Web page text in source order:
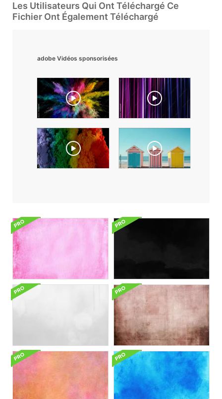
Les Utilisateurs Qui Ont Téléchargé Ce
Fichier Ont Également Téléchargé
adobe Vidéos sponsorisées